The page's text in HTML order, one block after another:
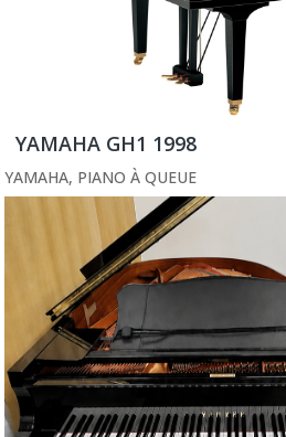
YAMAHA GH1 1998
YAMAHA, PIANO À QUEUE